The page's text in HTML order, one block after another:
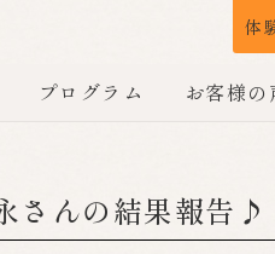
体
プログラム お客様の
さんの結果報告♪